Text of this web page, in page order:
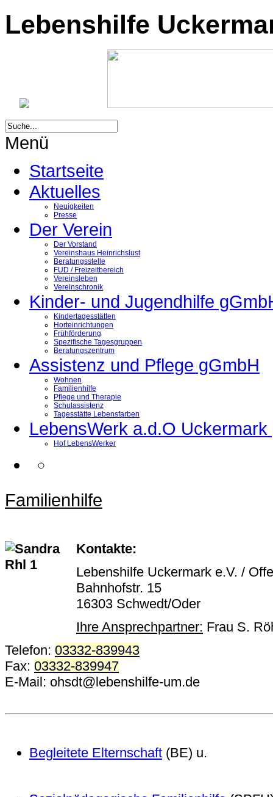
Lebenshilfe
Menü
Startseite
Aktuelles
Neuigkeiten
Presse
Der Verein
Der Vorstand
Vereinshaus Heinrichslust
Beratungsstelle
FUD / Freizeitbereich
Vereinsleben
Vereinschronik
Kinder- und Jugendhilfe
Kindertagesstätten
Horteinrichtungen
Frühförderung
Spezifische Tagesgruppen
Beratungszentrum
Assistenz und Pflege gGmbH
Wohnen
Familienhilfe
Pflege und Therapie
Schulassistenz
Tagesstätte Lebensfarben
LebensWerk a.d.O Uckermark
Hof LebensWerker
Familienhilfe
Kontakte:
Lebenshilfe Uckermark e.V. /
Bahnhofstr. 15
16303 Schwedt/Oder
Ihre Ansprechpartner: Frau S.
Telefon: 03332-839943
Fax: 03332-839947
E-Mail: ohsdt@lebenshilfe-um.de
Begleitete Elternschaft (BE) u.